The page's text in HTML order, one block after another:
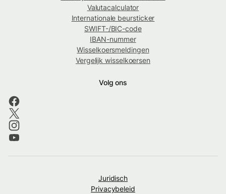
Valutacalculator
Internationale beursticker
SWIFT-/BIC-code
IBAN-nummer
Wisselkoersmeldingen
Vergelijk wisselkoersen
Volg ons
Juridisch
Privacybeleid